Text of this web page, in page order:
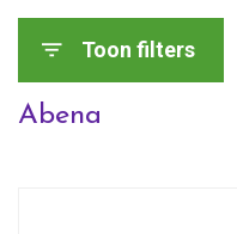
Toon filters
Abena